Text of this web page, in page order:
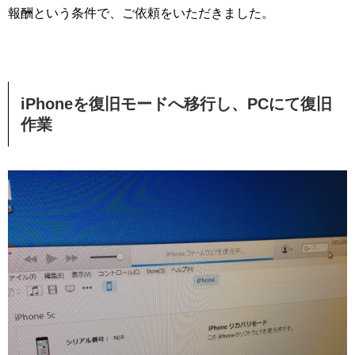
報酬という条件で、ご依頼をいただきました。
iPhoneを復旧モードへ移行し、PCにて復旧
作業